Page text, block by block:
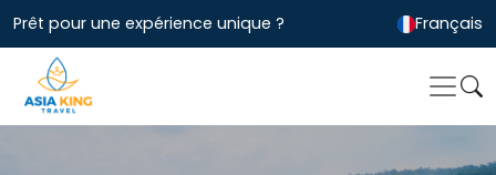
Prêt pour une expérience unique ? Français